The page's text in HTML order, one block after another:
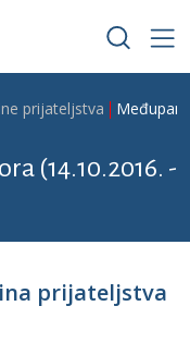
prijateljstva
(14.10.2016. -
prijateljstva